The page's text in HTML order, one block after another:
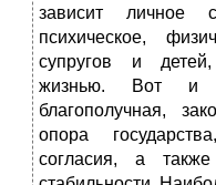
зависит личное
психическое,
супругов и детей,
жизнью. Вот и
благополучная,
опора
согласия, а